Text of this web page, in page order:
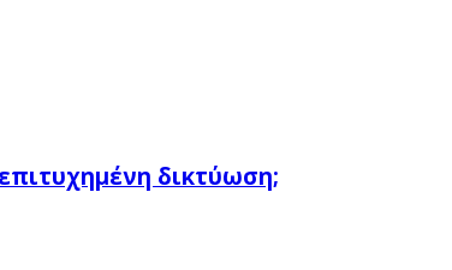
δικτύωση;